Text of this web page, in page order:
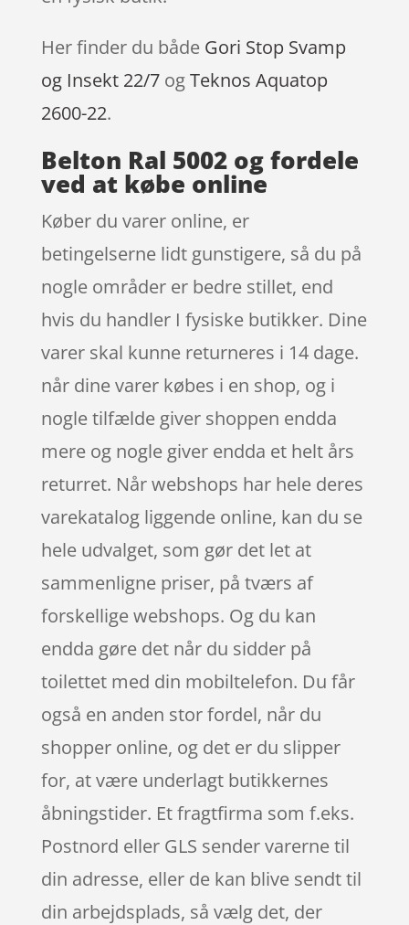
Her finder du både Gori Stop Svamp
og Insekt 22/7ogTeknos Aquatop
2600-22.
Belton Ral 5002 og fordele
ved at købe online
Køber du varer online, er
betingelserne lidt gunstigere, så du på
nogle områder er bedre stillet, end
hvis du handler I fysiske butikker. Dine
varer skal kunne returneres i 14 dage.
når dine varer købes i en shop, og i
nogle tilfælde giver shoppen endda
mere og nogle giver endda et helt års
returret. Når webshops har hele deres
varekatalog liggende online, kan du se
hele udvalget, som gør det let at
sammenligne priser, på tværs af
forskellige webshops. Og du kan
endda gøre det når du sidder på
toilettet med din mobiltelefon. Du får
også en anden stor fordel, når du
shopper online, og det er du slipper
for, at være underlagt butikkernes
åbningstider. Et fragtfirma som f.eks.
Postnord eller GLS sender varerne til
din adresse, eller de kan blive sendt til
din arbejdsplads, så vælg det, der